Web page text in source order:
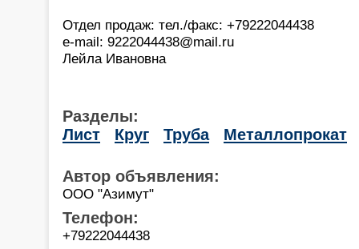
Отдел продаж: тел./факс: +79222044438
e-mail: 9222044438@mail.ru
Лейла Ивановна
Разделы:
Лист
Круг Труба Металлопрокат
Автор объявления:
ООО "Азимут"
Телефон:
+79222044438